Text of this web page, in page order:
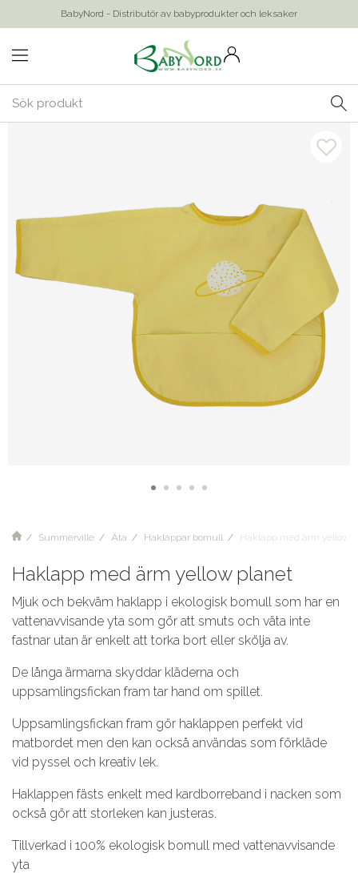
BabyNord - Distributör av babyprodukter och leksaker
Summerville Äta Haklappar bomull Haklapp med ärm yellow
Haklapp med ärm yellow planet
Mjuk och bekväm haklapp i ekologisk bomull som har en
vattenavvisande yta som gör att smuts och väta inte
fastnar utan är enkelt att torka bort eller skölja av.
De långa ärmarna skyddar kläderna och
uppsamlingsfickan fram tar hand om spillet.
Uppsamlingsfickan fram gör haklappen perfekt vid
matbordet men den kan också användas som förkläde
vid pyssel och kreativ lek.
Haklappen fästs enkelt med kardborreband i nacken som
också gör att storleken kan justeras.
Tillverkad i 100% ekologisk bomull med vattenavvisande
yta